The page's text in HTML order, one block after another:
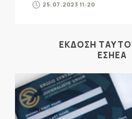
25.07.2023 11:20
ΕΚΔΟΣΗ
ΕΣΗΕΑ